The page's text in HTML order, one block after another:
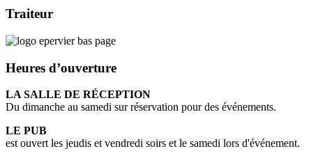
Traiteur
Heures d’ouverture
LA SALLE DE RÉCEPTION
Du dimanche au samedi sur réservation pour des événements.
LE PUB
est ouvert les jeudis et vendredi soirs et le samedi lors d'événement.